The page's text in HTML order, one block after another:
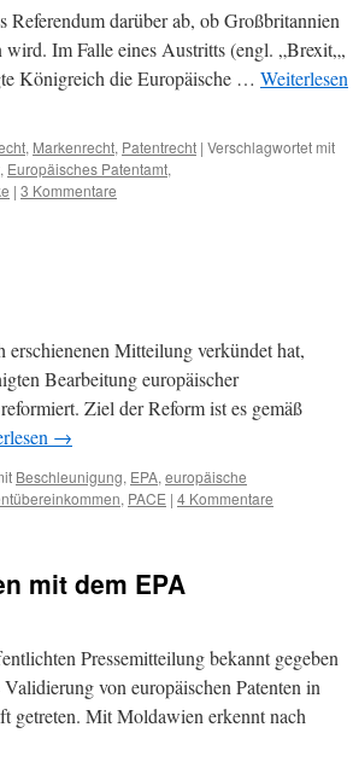
darüber ab, ob Großbritannien
Im Falle eines Austritts (engl. „Brexit„,
Königreich die Europäische … Weiterlesen
, Markenrecht, Patentrecht | Verschlagwortet mit
, Europäisches Patentamt,
| 3 Kommentare
Mitteilung verkündet hat,
Bearbeitung europäischer
Ziel der Reform ist es gemäß
→
Beschleunigung, EPA, europäische
, PACE | 4 Kommentare
mit dem EPA
Pressemitteilung bekannt gegeben
von europäischen Patenten in
Mit Moldawien erkennt nach